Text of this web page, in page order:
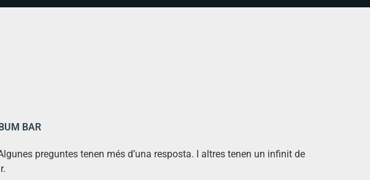
BAR
preguntes tenen més d’una resposta. I altres tenen un infinit de